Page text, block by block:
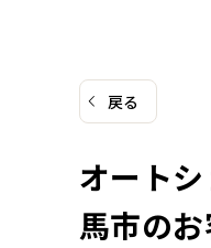
戻る
オート
馬市の